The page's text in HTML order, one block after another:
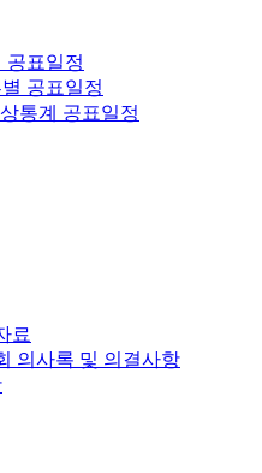
공표일정
공표일정
통계 공표일정
료
의사록 및 의결사항